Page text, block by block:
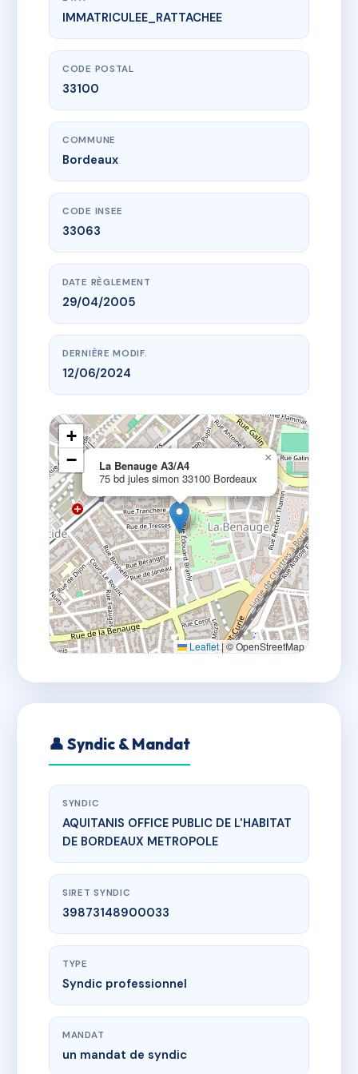
www.vme.plus/AF3440104
La Benauge A3/A4
75 bd jules simon
IMMATRICULEE_RATTACHEE
CODE POSTAL
33100
COMMUNE
Bordeaux
CODE INSEE
33063
DATE RÈGLEMENT
29/04/2005
DERNIÈRE MODIF.
12/06/2024
La Benauge A3/A4
75 bd jules simon 33100 Bordeaux
×
+
−
Leaflet|© OpenStreetMap
👤 Syndic & Mandat
SYNDIC
AQUITANIS OFFICE PUBLIC DE L'HABITAT
DE BORDEAUX METROPOLE
SIRET SYNDIC
39873148900033
TYPE
Syndic professionnel
MANDAT
un mandat de syndic